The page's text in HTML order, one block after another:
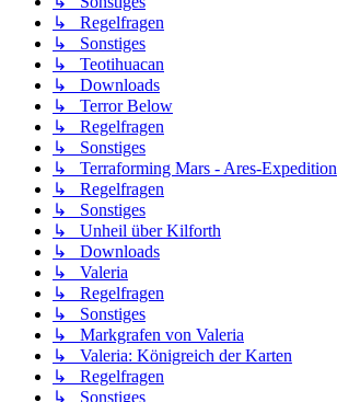
↳ Regelfragen
↳ Sonstiges
↳ Teotihuacan
↳ Downloads
↳ Terror Below
↳ Regelfragen
↳ Sonstiges
↳ Terraforming Mars - Ares-Expedition
↳ Regelfragen
↳ Sonstiges
↳ Unheil über Kilforth
↳ Downloads
↳ Valeria
↳ Regelfragen
↳ Sonstiges
↳ Markgrafen von Valeria
↳ Valeria: Königreich der Karten
↳ Regelfragen
↳ Sonstiges